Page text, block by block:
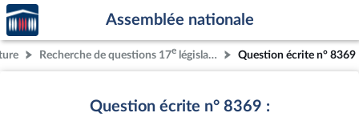
Aller au contenu
Aller en bas de la page
Accèder
à la
page
d'accueil
Assemblée nationale
Recherche de questions 17e législature Question écrite n° 8369
Question écrite n° 8369 :